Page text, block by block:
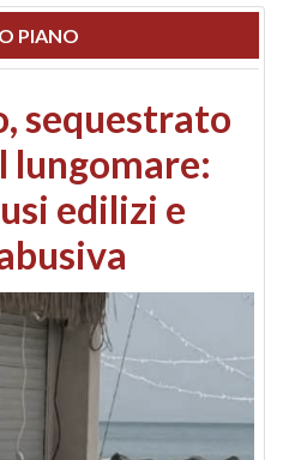
PIANO
sequestrato
lungomare:
edilizi e